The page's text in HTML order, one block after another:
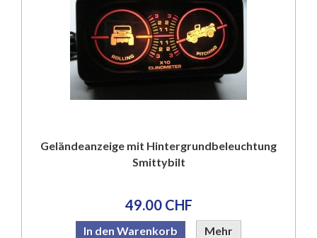
Geländeanzeige mit Hintergrundbeleuchtung
Smittybilt
49.00 CHF
In den Warenkorb Mehr